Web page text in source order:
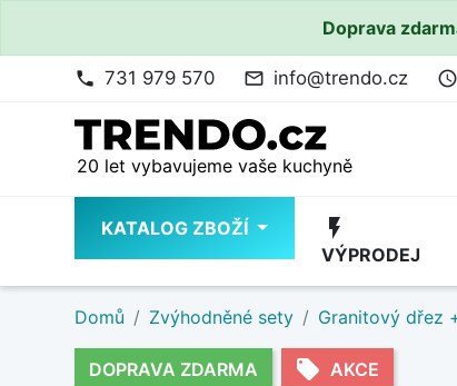
Doprava
phone 731 979 570 mail_outline info@trendo.cz access_time
20 let vybavujeme vaše kuchyně
KATALOG ZBOŽÍ flash_on
VÝPRODEJ
Domů Zvýhodněné sety Granitový dřez
DOPRAVA ZDARMA local_offer AKCE